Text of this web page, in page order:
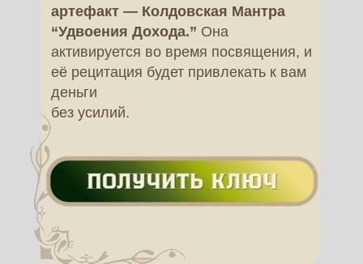
артефакт — Колдовская Мантра
“Удвоения Дохода.” Она
активируется во время посвящения, и
её рецитация будет привлекать к вам
деньги
без усилий.